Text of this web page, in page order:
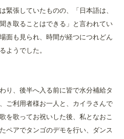
張していたものの、「日本語は、
き取ることはできる」と言われてい
面も見られ、時間が経つにつれどん
ようでした。
り、後半へ入る前に皆で水分補給タ
ご利用者様お一人と、カイラさんで
を歌ってお祝いした後、私となおこ
ペアでタンゴのデモを行い、ダンス